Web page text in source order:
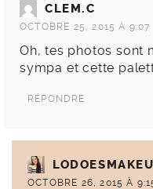
CLEM.C
OCTOBRE 25, 2015 À 9:07
Oh, tes photos sont
sympa et cette
RÉPONDRE
OCTOBRE 26, 2015 À